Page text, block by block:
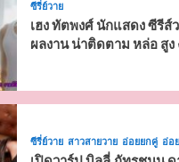
ซีรี่ย์วาย
เฮง ทัตพงศ์ นักแสดง ซีรีส์
ผลงาน น่าติดตาม หล่อ สูง
ซีรี่ย์วาย สาวสายวาย อ่อยยกคู่ อ่อ